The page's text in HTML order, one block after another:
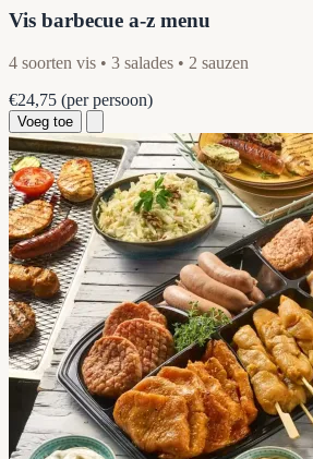
Vis barbecue a-z menu
4 soorten vis • 3 salades • 2 sauzen
€24,75 (per persoon)
Voeg toe